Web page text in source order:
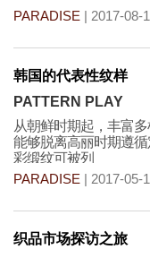
PARADISE | 2017-08-
韩国的代表性纹样
PATTERN PLAY
从朝鲜时期起，丰富
能够脱离高丽时期遵循
彩缎纹可被列
PARADISE | 2017-05-
织品市场探访之旅